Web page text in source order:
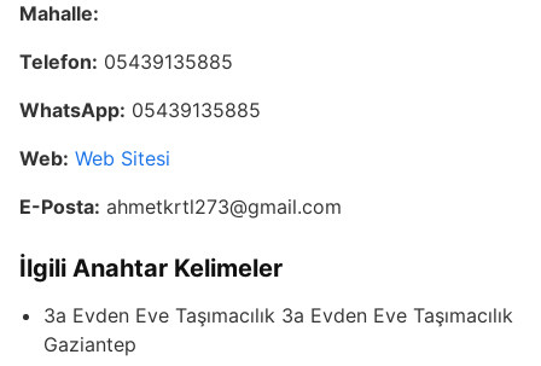
Mahalle:
Telefon: 05439135885
WhatsApp: 05439135885
Web: Web Sitesi
E-Posta: ahmetkrtl273@gmail.com
İlgili Anahtar Kelimeler
3a Evden Eve Taşımacılık 3a Evden Eve Taşımacılık
Gaziantep